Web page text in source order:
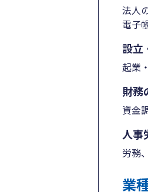
法人
電子
設立
起業
財務
資金
人事
労務
業